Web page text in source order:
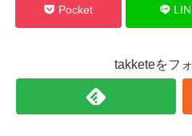
Pocket
takketeをフ